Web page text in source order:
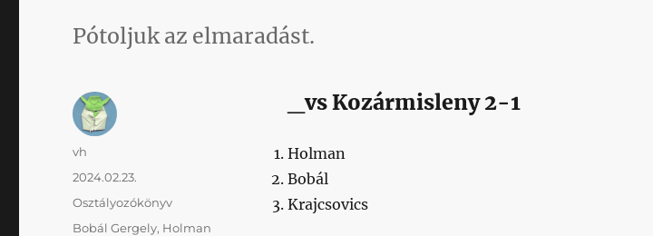
Pótoljuk az elmaradást.
_vs Kozármisleny 2-1
Holman
Bobál
Krajcsovics
Szerző
vh
Közzétéve
2024.02.23.
Kategória
Osztályozókönyv
Címke
Bobál Gergely, Holman